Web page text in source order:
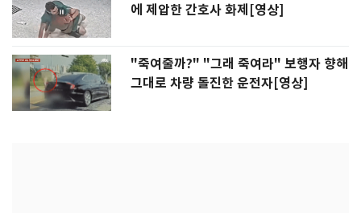
에 제압한 간호사 화제[영상]
"죽여줄까?" "그래 죽여라" 보행자 향해
그대로 차량 돌진한 운전자[영상]